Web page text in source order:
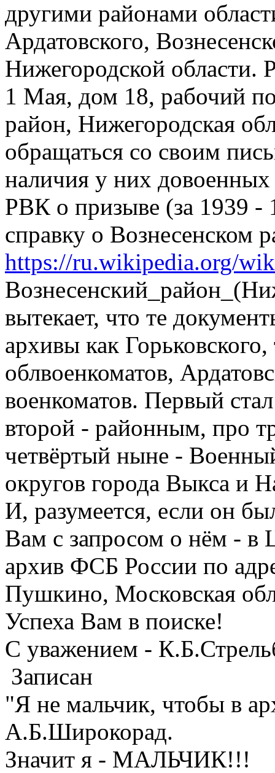
другими районами
Ардатовского,
Нижегородской области.
1 Мая, дом 18, рабочий
район, Нижегородская
обращаться со своим
наличия у них довоенных
РВК о призыве (за 1939 -
справку о Вознесенском
https://ru.wikipedia.org/
вытекает, что те
архивы как
облвоенкоматов,
военкоматов. Первый
второй - районным, про
четвёртый ныне -
округов города Выкса и
И, разумеется, если он
Вам с запросом о нём - в
архив ФСБ России по
Пушкино, Московская
Успеха Вам в поиске!
С уважением -
Записан
"Я не мальчик, чтобы в
А.Б.Широкорад.
Значит я - МАЛЬЧИК!!!